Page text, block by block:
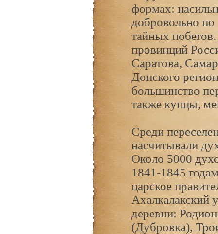
формах:
добровольно
тайных
провинций
Саратова,
Донского
большинство
также купцы,
Среди
насчитывали
Около 5000
1841-1845
царское
Ахалкалакский
деревни:
(Дубровка),